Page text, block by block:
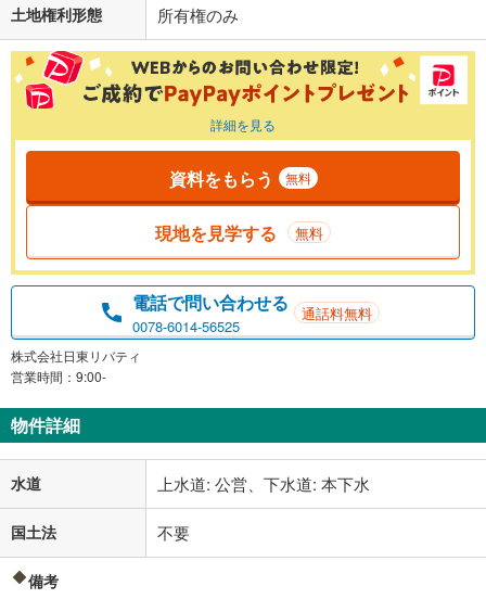
土地権利形態 所有権のみ
詳細を見る
資料をもらう 無料
現地を見学する 無料
電話で問い合わせる
0078-6014-56525
通話料無料
株式会社日東リバティ
営業時間：9:00-
物件詳細
水道 上水道: 公営、下水道: 本下水
国土法 不要
備考